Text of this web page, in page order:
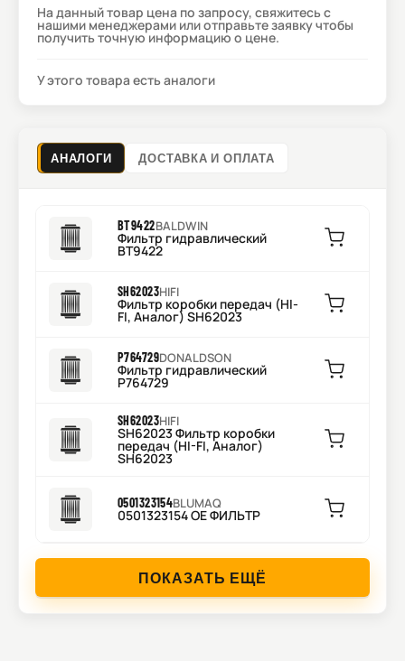
На данный товар цена по запросу, свяжитесь с
нашими менеджерами или отправьте заявку чтобы
получить точную информацию о цене.
У этого товара есть аналоги
АНАЛОГИ ДОСТАВКА И ОПЛАТА
BT9422BALDWIN
Фильтр гидравлический
BT9422
SH62023HIFI
Фильтр коробки передач (HI-
FI, Аналог) SH62023
P764729DONALDSON
Фильтр гидравлический
P764729
SH62023HIFI
SH62023 Фильтр коробки
передач (HI-FI, Аналог)
SH62023
0501323154BLUMAQ
0501323154 OE ФИЛЬТР
ПОКАЗАТЬ ЕЩЁ